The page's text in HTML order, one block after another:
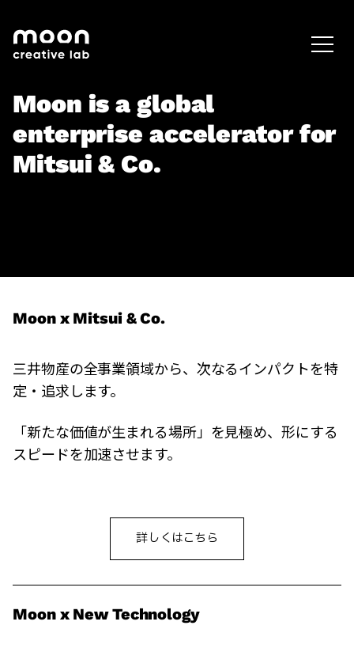
HOME
CAREERS
LEADERSHIP
Moon is a global
enterprise accelerator for
Mitsui & Co.
Moon x Mitsui & Co.
三井物産の全事業領域から、次なるインパクトを特
定・追求します。
「新たな価値が生まれる場所」を見極め、形にする
スピードを加速させます。
詳しくはこちら
Moon x New Technology